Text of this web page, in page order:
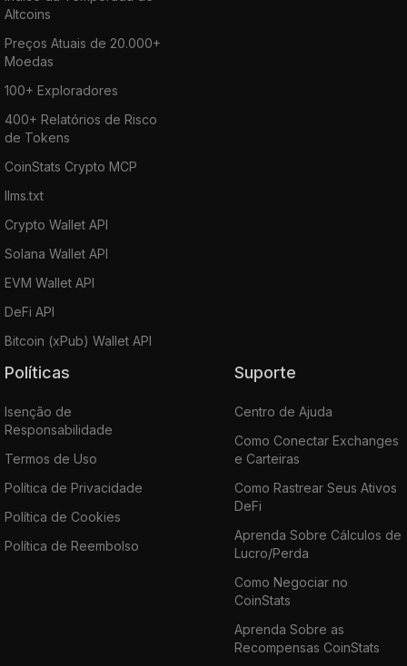
Altcoins
Preços Atuais de 20.000+
Moedas
100+ Exploradores
400+ Relatórios de Risco
de Tokens
CoinStats Crypto MCP
llms.txt
Crypto Wallet API
Solana Wallet API
EVM Wallet API
DeFi API
Bitcoin (xPub) Wallet API
Políticas
Isenção de
Responsabilidade
Termos de Uso
Política de Privacidade
Política de Cookies
Política de Reembolso
Suporte
Centro de Ajuda
Como Conectar Exchanges
e Carteiras
Como Rastrear Seus Ativos
DeFi
Aprenda Sobre Cálculos de
Lucro/Perda
Como Negociar no
CoinStats
Aprenda Sobre as
Recompensas CoinStats